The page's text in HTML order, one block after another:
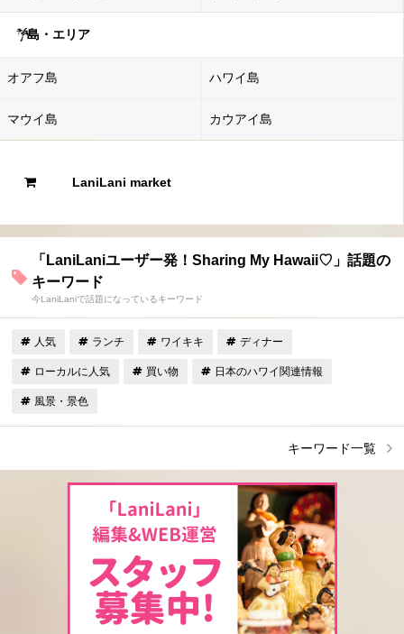
島・エリア
オアフ島 ハワイ島
マウイ島 カウアイ島
LaniLani market
「LaniLaniユーザー発！Sharing My Hawaii♡」話題の
キーワード
今LaniLaniで話題になっているキーワード
人気 ランチ ワイキキ ディナー
ローカルに人気 買い物 日本のハワイ関連情報
風景・景色
キーワード一覧